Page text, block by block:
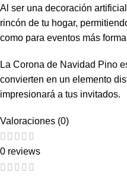
Al ser una decoración
rincón de tu hogar,
como para eventos más
La Corona de Navidad Pino
convierten en un elemento
impresionará a tus invitados.
Valoraciones (0)
0 reviews